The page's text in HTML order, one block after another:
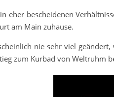
eher bescheidenen
am Main zuhause.
nie sehr viel
zum Kurbad von Weltruhm